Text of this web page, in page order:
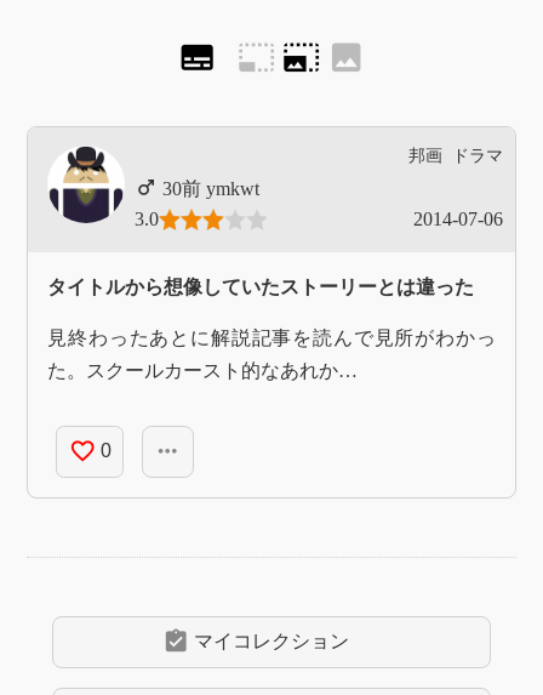
subtitles photo_size_select_small photo_size_select_large image
邦画 ドラマ
ymkwt
3.0
2014-07-06
タイトルから想像していたストーリーとは違った
見終わったあとに解説記事を読んで見所がわかっ
た。スクールカースト的なあれか…
favorite_border 0 more_horiz
assignment_turned_in マイコレクション